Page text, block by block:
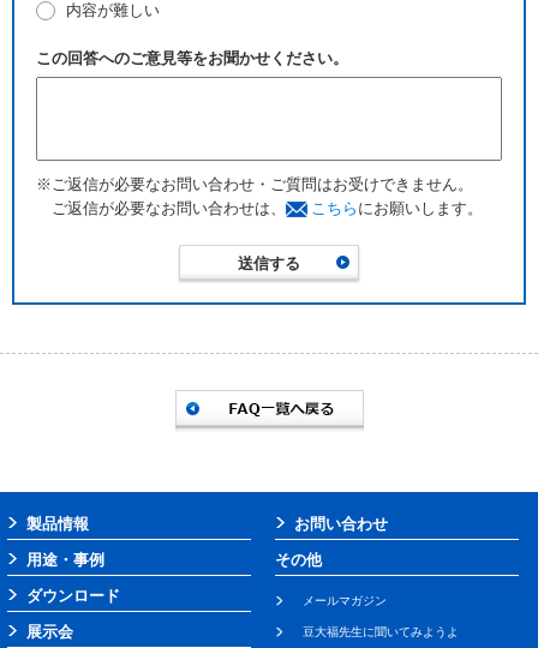
内容が難しい
この回答へのご意見等をお聞かせください。
※ご返信が必要なお問い合わせ・ご質問はお受けできません。
ご返信が必要なお問い合わせは、
こちら にお願いします。
製品情報
用途・事例
ダウンロード
展示会
お問い合わせ
その他
メールマガジン
豆大福先生に聞いてみようよ